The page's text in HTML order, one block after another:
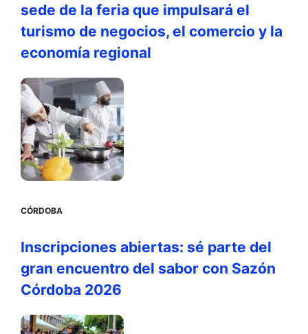
sede de la feria que impulsará el
turismo de negocios, el comercio y la
economía regional
CÓRDOBA
Inscripciones abiertas: sé parte del
gran encuentro del sabor con Sazón
Córdoba 2026